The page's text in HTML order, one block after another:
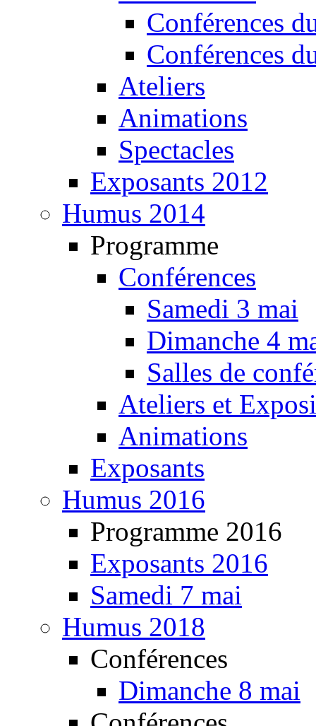
Conférences
Conférences
Ateliers
Animations
Spectacles
Exposants 2012
Humus 2014
Programme
Conférences
Samedi 3 mai
Dimanche 4
Salles de
Ateliers et
Animations
Exposants
Humus 2016
Programme 2016
Exposants 2016
Samedi 7 mai
Humus 2018
Conférences
Dimanche 8 mai